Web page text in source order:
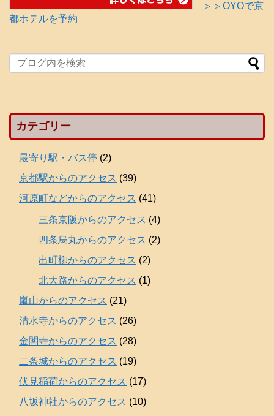
＞＞OYOで京
都ホテルを予約
カテゴリー
最寄り駅・バス停 (2)
京都駅からのアクセス (39)
河原町などからのアクセス (41)
三条京阪からのアクセス (4)
四条烏丸からのアクセス (2)
出町柳からのアクセス (2)
北大路からのアクセス (1)
嵐山からのアクセス (21)
清水寺からのアクセス (26)
金閣寺からのアクセス (28)
二条城からのアクセス (19)
伏見稲荷からのアクセス (17)
八坂神社からのアクセス (10)